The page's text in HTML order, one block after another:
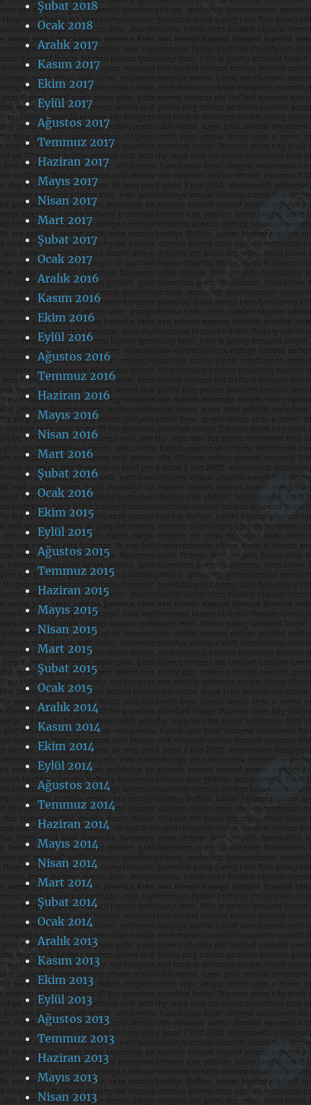
Şubat 2018
Ocak 2018
Aralık 2017
Kasım 2017
Ekim 2017
Eylül 2017
Ağustos 2017
Temmuz 2017
Haziran 2017
Mayıs 2017
Nisan 2017
Mart 2017
Şubat 2017
Ocak 2017
Aralık 2016
Kasım 2016
Ekim 2016
Eylül 2016
Ağustos 2016
Temmuz 2016
Haziran 2016
Mayıs 2016
Nisan 2016
Mart 2016
Şubat 2016
Ocak 2016
Ekim 2015
Eylül 2015
Ağustos 2015
Temmuz 2015
Haziran 2015
Mayıs 2015
Nisan 2015
Mart 2015
Şubat 2015
Ocak 2015
Aralık 2014
Kasım 2014
Ekim 2014
Eylül 2014
Ağustos 2014
Temmuz 2014
Haziran 2014
Mayıs 2014
Nisan 2014
Mart 2014
Şubat 2014
Ocak 2014
Aralık 2013
Kasım 2013
Ekim 2013
Eylül 2013
Ağustos 2013
Temmuz 2013
Haziran 2013
Mayıs 2013
Nisan 2013